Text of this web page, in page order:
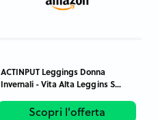
ACTINPUT Leggings Donna
Invernali - Vita Alta Leggins S...
Scopri l'offerta